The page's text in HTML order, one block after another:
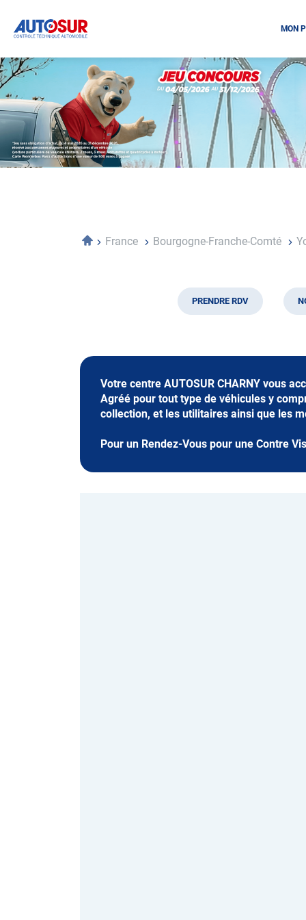
MON
Opération
spéciale
Mai
-
Décembre
2026
Locations
AccueilFrance Bourgogne-Franche-Comté
PRENDRE RDV
Votre centre AUTOSUR CHARNY vous
Agréé pour tout type de véhicules y
collection, et les utilitaires ainsi que les
Pour un Rendez-Vous pour une Contre